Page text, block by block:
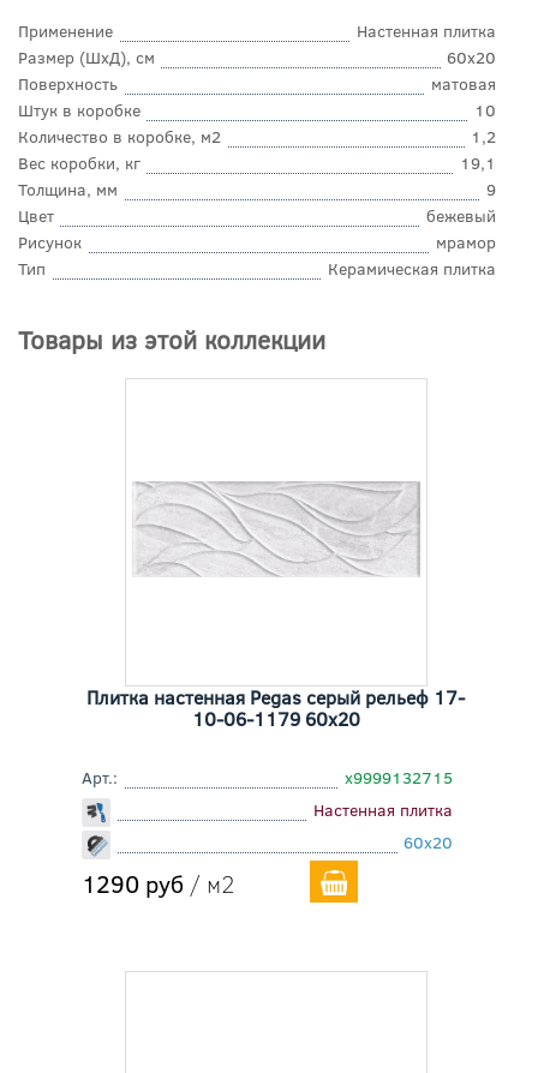
Применение
Настенная плитка
Размер (ШхД), см
60x20
Поверхность
матовая
Штук в коробке
10
Количество в коробке, м2
1,2
Вес коробки, кг
19,1
Толщина, мм
9
Цвет
бежевый
Рисунок
мрамор
Тип
Керамическая плитка
Товары из этой коллекции
Плитка настенная Pegas серый рельеф 17-
10-06-1179 60x20
Арт.:
х9999132715
Настенная плитка
60x20
1290 руб / м2